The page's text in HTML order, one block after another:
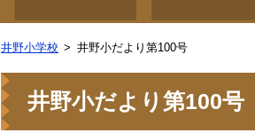
井野小学校 井野小だより第100号
井野小だより第100号